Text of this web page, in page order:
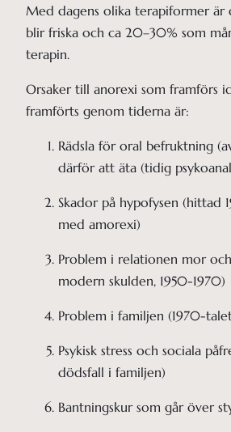
Med dagens olika terapiformer är
blir friska och ca 20–30% som
terapin.
Orsaker till anorexi som framförs
framförts genom tiderna är:
Rädsla för oral befruktning
därför att äta (tidig
Skador på hypofysen (hittad
med amorexi)
Problem i relationen mor
modern skulden, 1950-1970)
Problem i familjen (1970-
Psykisk stress och sociala
dödsfall i familjen)
Bantningskur som går över